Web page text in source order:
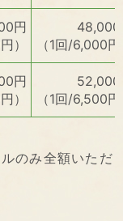
円
）
48,000
（1回/6,000
円
）
52,000
（1回/6,500
のみ全額いただ